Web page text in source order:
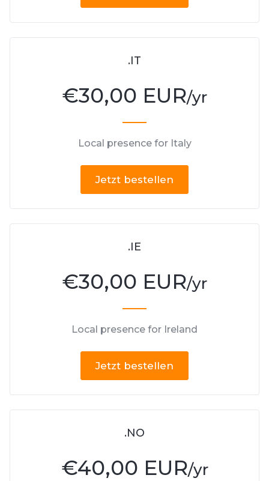
.IT
€30,00 EUR/yr
Local presence for Italy
Jetzt bestellen
.IE
€30,00 EUR/yr
Local presence for Ireland
Jetzt bestellen
.NO
€40,00 EUR/yr